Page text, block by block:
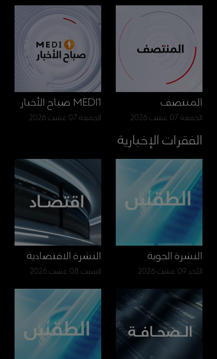
المنتصف
الجمعة 07 غشت 2026
MEDI1 صباح الأخبار
الجمعة 07 غشت 2026
الفقرات الإخبارية
النشرة الجوية
الأحد 09 غشت 2026
النشرة الاقتصادية
السبت 08 غشت 2026